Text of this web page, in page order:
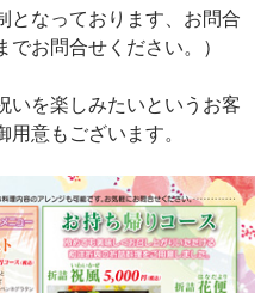
となっております、お問合
でお問合せください。）
いを楽しみたいというお客
意もございます。